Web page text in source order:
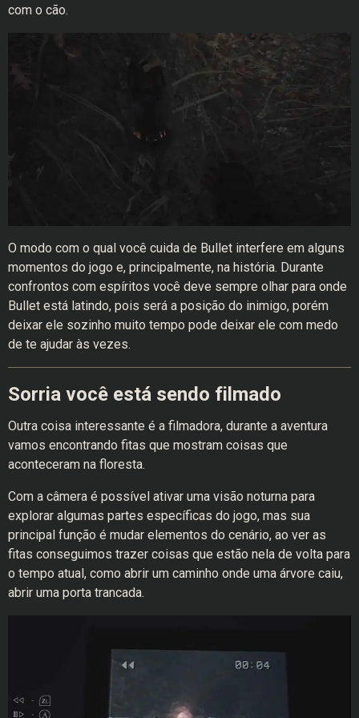
com o cão.
O modo com o qual você cuida de Bullet interfere em alguns
momentos do jogo e, principalmente, na história. Durante
confrontos com espíritos você deve sempre olhar para onde
Bullet está latindo, pois será a posição do inimigo, porém
deixar ele sozinho muito tempo pode deixar ele com medo
de te ajudar às vezes.
Sorria você está sendo filmado
Outra coisa interessante é a filmadora, durante a aventura
vamos encontrando fitas que mostram coisas que
aconteceram na floresta.
Com a câmera é possível ativar uma visão noturna para
explorar algumas partes específicas do jogo, mas sua
principal função é mudar elementos do cenário, ao ver as
fitas conseguimos trazer coisas que estão nela de volta para
o tempo atual, como abrir um caminho onde uma árvore caiu,
abrir uma porta trancada.